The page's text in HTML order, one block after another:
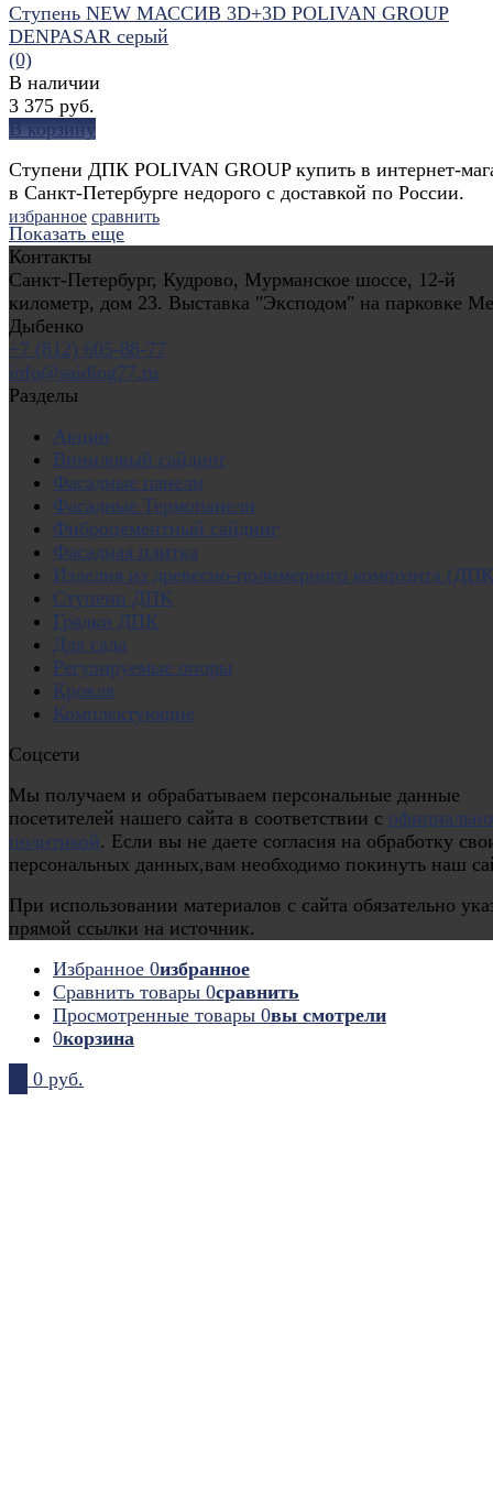
избранное сравнить
Ступень NEW МАССИВ 3D+3D POLIVAN GROUP
DENPASAR серый
(0)
В наличии
3 375 руб.
В корзину
Ступени ДПК POLIVAN GROUP купить в интернет-
в Санкт-Петербурге недорого с доставкой по России.
Показать еще
Контакты
Санкт-Петербург, Кудрово, Мурманское шоссе, 12-й
километр, дом 23. Выставка "Эксподом" на парковке
Дыбенко
+7 (812) 605-88-77
info@saiding77.ru
Разделы
Акции
Виниловый сайдинг
Фасадные панели
Фасадные Термопанели
Фиброцементный сайдинг
Фасадная плитка
Изделия из древесно-полимерного композита
Ступени ДПК
Грядки ДПК
Для сада
Регулируемые опоры
Кровля
Комплектующие
Соцсети
Мы получаем и обрабатываем персональные данные
посетителей нашего сайта в соответствии с
политикой. Если вы не даете согласия на обработку
персональных данных,вам необходимо покинуть наш
При использовании материалов с сайта обязательно
прямой ссылки на источник.
Избранное 0избранное
Сравнить товары 0сравнить
Просмотренные товары 0вы смотрели
0корзина
0 руб.